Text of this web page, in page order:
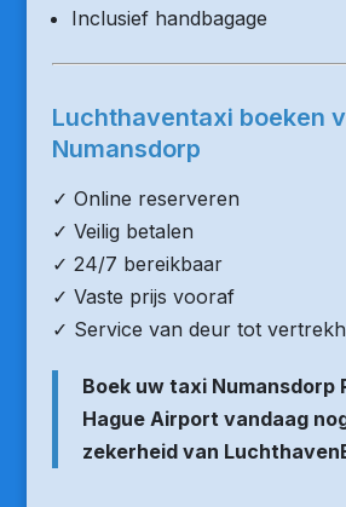
Inclusief handbagage
Luchthaventaxi boeken
Numansdorp
✓ Online reserveren
✓ Veilig betalen
✓ 24/7 bereikbaar
✓ Vaste prijs vooraf
✓ Service van deur tot
Boek uw taxi Numansdorp
Hague Airport vandaag
zekerheid van